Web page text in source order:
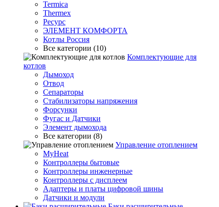
Termica
Thermex
Ресурс
ЭЛЕМЕНТ КОМФОРТА
Котлы Россия
Все категории (10)
Комплектующие для
котлов
Дымоход
Отвод
Сепараторы
Стабилизаторы напряжения
Форсунки
Фугас и Датчики
Элемент дымохода
Все категории (8)
Управление отоплением
MyHeat
Контроллеры бытовые
Контроллеры инженерные
Контроллеры с дисплеем
Адаптеры и платы цифровой шины
Датчики и модули